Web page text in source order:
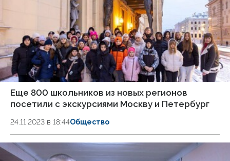
Еще 800 школьников из новых регионов
посетили с экскурсиями Москву и Петербург
24.11.2023 в 18:44Общество